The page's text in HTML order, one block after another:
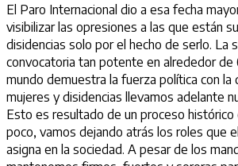
El Paro Internacional dio a esa fecha
visibilizar las opresiones a las que están
disidencias solo por el hecho de serlo. La
convocatoria tan potente en alrededor de
mundo demuestra la fuerza política con la
mujeres y disidencias llevamos adelante
Esto es resultado de un proceso histórico
poco, vamos dejando atrás los roles que
asigna en la sociedad. A pesar de los